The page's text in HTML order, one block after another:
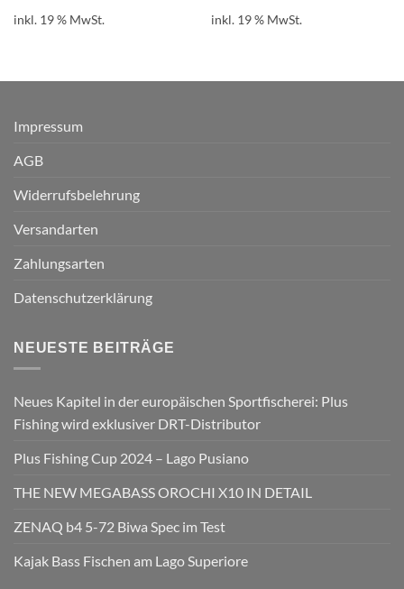
inkl. 19 % MwSt. inkl. 19 % MwSt.
Impressum
AGB
Widerrufsbelehrung
Versandarten
Zahlungsarten
Datenschutzerklärung
NEUESTE BEITRÄGE
Neues Kapitel in der europäischen Sportfischerei: Plus
Fishing wird exklusiver DRT-Distributor
Plus Fishing Cup 2024 – Lago Pusiano
THE NEW MEGABASS OROCHI X10 IN DETAIL
ZENAQ b4 5-72 Biwa Spec im Test
Kajak Bass Fischen am Lago Superiore